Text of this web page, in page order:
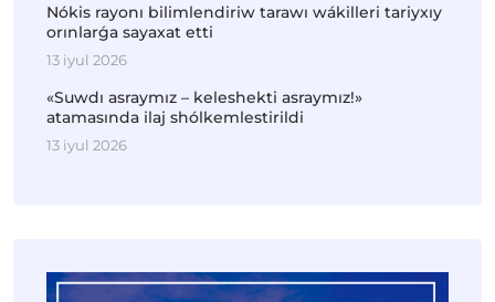
Nókis rayonı bilimlendiriw tarawı wákilleri tariyxıy
orınlarǵa sayaxat etti
13 iyul 2026
«Suwdı asraymız – keleshekti asraymız!»
atamasında ilaj shólkemlestirildi
13 iyul 2026